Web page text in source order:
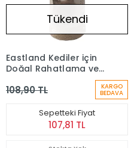
Tükendi
Eastland Kediler için
Doğal Rahatlama ve
Eğlence Matatabi Tozu
108,90 TL KARGO
BEDAVA
Sepetteki Fiyat
107,81 TL